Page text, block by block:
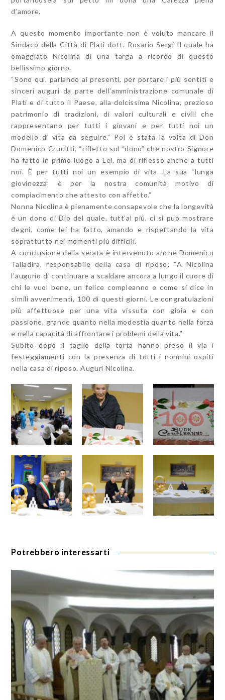
d’amore.
A questo momento importante non è voluto mancare il
Sindaco della Città di Plati dott. Rosario Sergi Il quale ha
omaggiato Nicolina di una targa a ricordo di questo
bellissimo giorno.
“Sono qui, parlando ai presenti, per portare i più sentiti e
sinceri auguri da parte dell’amministrazione comunale di
Plati e di tutto il Paese, alla dolcissima Nicolina, prezioso
patrimonio di tradizioni, di valori culturali e civili che
rappresentano per tutti i giovani e per tutti noi un
modello di vita da seguire.” Poi è stata la volta di Don
Domenico Crucitti, “rifletto sul “dono” che nostro Signore
ha fatto in primo luogo a Lei, ma di riflesso anche a tutti
noi. È per tutti noi un esempio di vita. La sua “lunga
giovinezza” è per la nostra comunità motivo di
compiacimento che attesto con affetto.”
Nonna Nicolina è pienamente consapevole che la longevità
è un dono di Dio del quale, tutt’al più, ci si può mostrare
degni, come lei ha fatto, amando e rispettando la vita
soprattutto nei momenti più difficili.
A conclusione della serata è intervenuto anche Domenico
Talladira, responsabile della casa di riposo; “A Nicolina
l’augurio di continuare a scaldare ancora a lungo il cuore di
chi le vuol bene, un felice compleanno e come si dice in
simili avvenimenti, 100 di questi giorni. Le congratulazioni
più affettuose per una vita vissuta con gioia e con
passione, grande quanto nella modestia quanto nella forza
e nella capacità di affrontare i problemi della vita.”
Subito dopo il taglio della torta hanno preso il via i
festeggiamenti con la presenza di tutti i nonnini ospiti
nella casa di riposo. Auguri Nicolina.
Potrebbero interessarti